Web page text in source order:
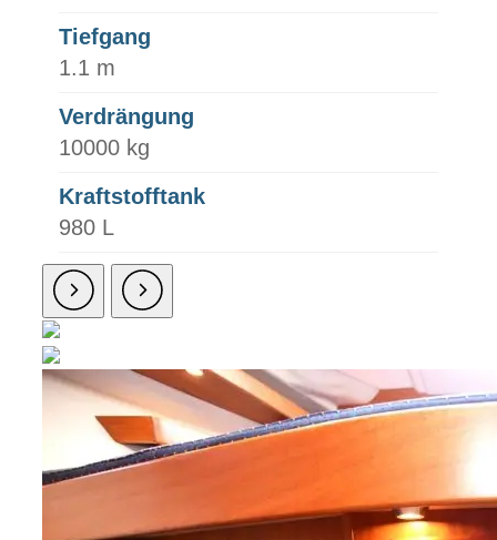
Tiefgang
1.1 m
Verdrängung
10000 kg
Kraftstofftank
980 L